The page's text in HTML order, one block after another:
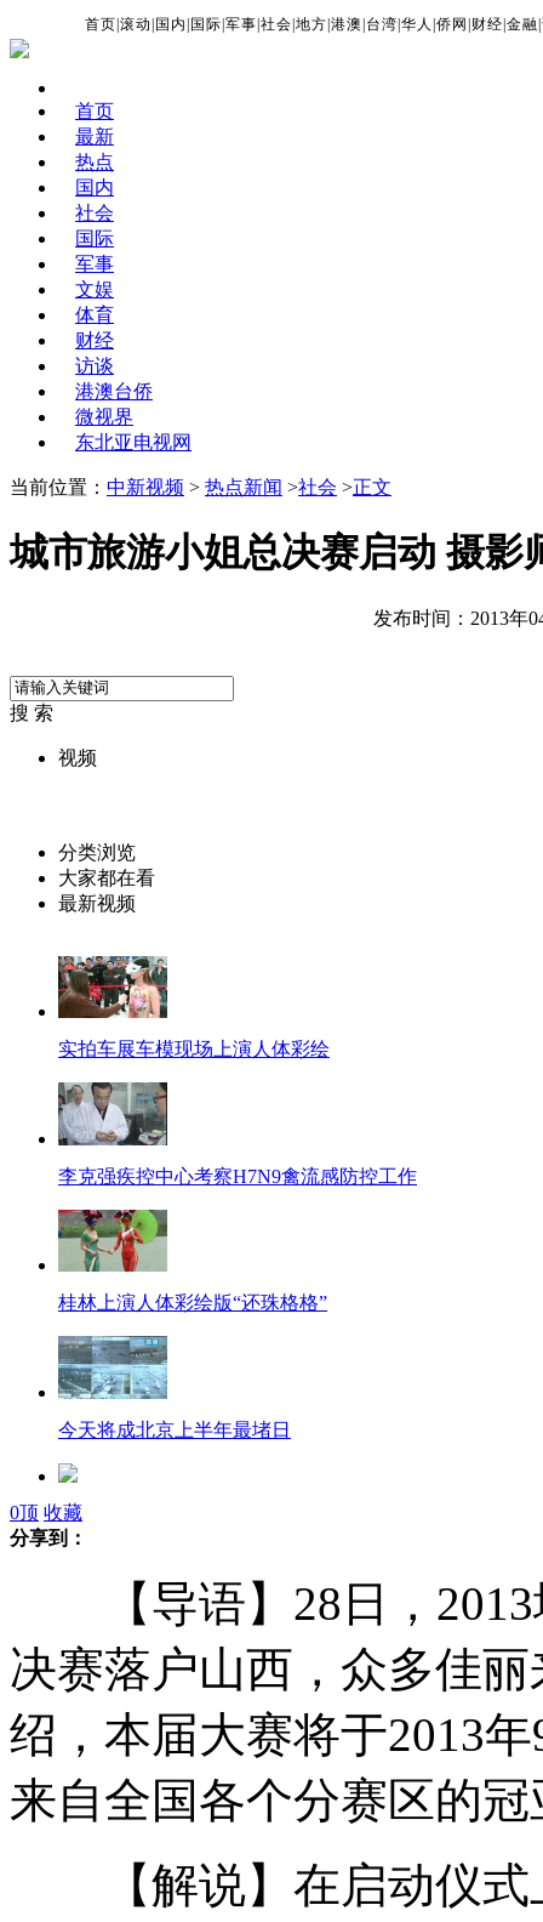
首页 |滚动 国内 国际 |军事 |社会 |地方 |港澳 台湾 |华人 |侨网 财经 |金融 |
首页
最新
热点
国内
社会
国际
军事
文娱
体育
财经
访谈
港澳台侨
微视界
东北亚电视网
当前位置： 中新视频 > 热点新闻 >社会 >正文
城市旅游小姐总决赛启动 摄影
发布时间：2013年
搜 索
视频
分类浏览
大家都在看
最新视频
实拍车展车模现场上演人体彩绘
李克强疾控中心考察H7N9禽流感防控工作
桂林上演人体彩绘版“还珠格格”
今天将成北京上半年最堵日
朝鲜：金正恩携李雪主视察“海棠花馆”
大学美女老师教室被求婚
纽约自行车节谢绝“背包客”防恐怖事件
0顶 收藏
分享到：
【导语】28日，2013
决赛落户山西，众多佳
绍，本届大赛将于2013
来自全国各个分赛区的
【解说】在启动仪式